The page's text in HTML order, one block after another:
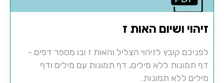
זיהוי ושיום האות ז
לפניכם קובץ לזיהוי הצליל והאות ז ובו מספר דפים -
דף תמונות ללא מילים, דף תמונות עם מילים ודף
מילים ללא תמונות.